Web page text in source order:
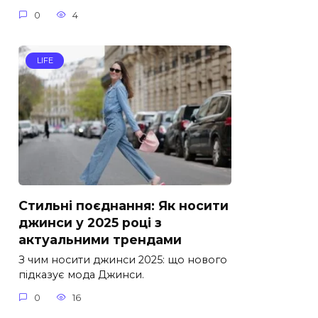
0 4
LIFE
Стильні поєднання: Як носити
джинси у 2025 році з
актуальними трендами
З чим носити джинси 2025: що нового
підказує мода Джинси.
0 16